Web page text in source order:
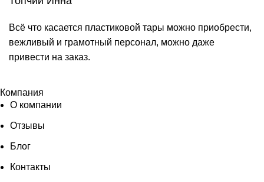
Всё что касается пластиковой тары можно приобрести,
вежливый и грамотный персонал, можно даже
привести на заказ.
Компания
О компании
Отзывы
Блог
Контакты